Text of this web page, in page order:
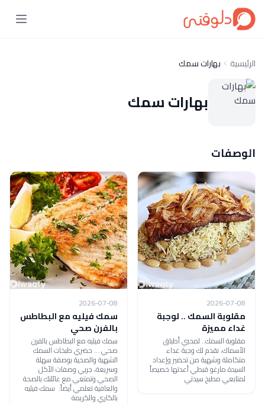
الرئيسية بهارات سمك
بهارات سمك
الوصفات
2026-07-08
مقلوبة السمك .. لوجبة
غداء مميزة
مقلوبة السمك.. لمحبي أطباق
الأسماك، نقدم لك وجبة غداء
متكاملة وشهية من تحضير وإعداد
السيدة مارغو قبطي أعدتها خصيصاً
لمتابعي مطبخ سيدتي
2026-07-08
سمك فيليه مع البطاطس
بالفرن صحي
سمك فيليه مع البطاطس بالفرن
صحي ... حضري طبخات السمك
الشهية والصحية بوصفة سهلة
وسريعة، جربي وصفات الأكل
الصحي وتمتعي مع عائلتك بالصحة
والعافية تعلمي أيضاً: سمك فيليه
بالكاري والكريمة